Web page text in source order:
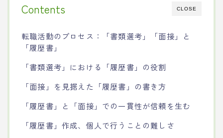
CLOSE
Contents
転職活動のプロセス：「書類選考」「面接」と
「履歴書」
「書類選考」における「履歴書」の役割
「面接」を見据えた「履歴書」の書き方
「履歴書」と「面接」での一貫性が信頼を生む
「履歴書」作成、個人で行うことの難しさ